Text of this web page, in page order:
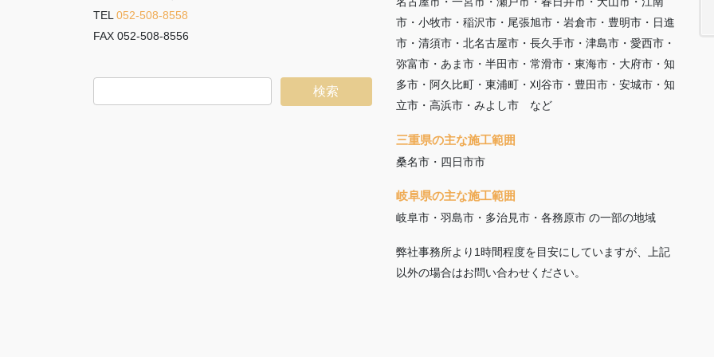
TEL 052-508-8558
FAX 052-508-8556
市・小牧市・稲沢市・尾張旭市・岩倉市・豊明市・日進
市・清須市・北名古屋市・長久手市・津島市・愛西市・
弥富市・あま市・半田市・常滑市・東海市・大府市・知
多市・阿久比町・東浦町・刈谷市・豊田市・安城市・知
立市・高浜市・みよし市 など
三重県の主な施工範囲
桑名市・四日市市
岐阜県の主な施工範囲
岐阜市・羽島市・多治見市・各務原市 の一部の地域
弊社事務所より1時間程度を目安にしていますが、上記
以外の場合はお問い合わせください。